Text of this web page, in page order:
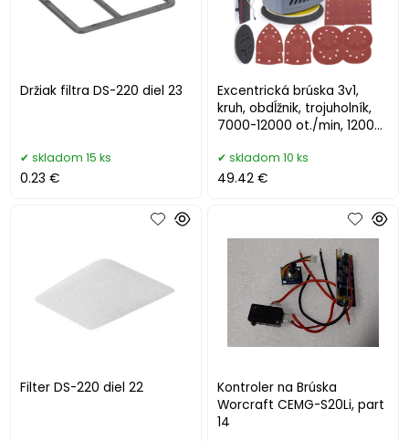
Držiak filtra DS-220 diel 23
skladom 15 ks
0.23 €
Excentrická brúska 3v1,
kruh, obdĺžnik, trojuholník,
7000-12000 ot./min, 1200
skladom 10 ks
49.42 €
Filter DS-220 diel 22
Kontroler na Brúska
Worcraft CEMG-S20Li, part
14